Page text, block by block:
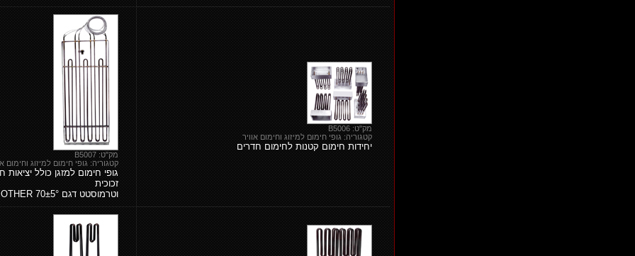
מק"ט: B5006
קטגוריה: גופי חימום למיזוג וחימום אוויר
יחידות חימום קטנות לחימום חדרים
מק"ט: B5007
קטגוריה: גופי חימום למיזוג וחימום
גופי חימום למזגן כולל יציאות
זכוכית
וטרמוסטט דגם 70±5° OTHER